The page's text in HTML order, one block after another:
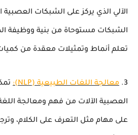
الآلي الذي يركز على الشبكات
الشبكات مستوحاة من بنية ووظيفة
تعلم أنماط وتمثيلات معقدة من
3. معالجة اللغات الطبيعية (NLP):
العصبية الآلات من فهم ومعالجة
على مهام مثل التعرف على الكلام،